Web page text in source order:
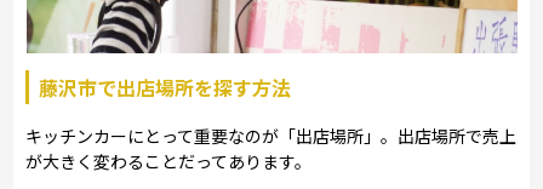
藤沢市で出店場所を探す方法
キッチンカーにとって重要なのが「出店場所」。出店場所で売上
が大きく変わることだってあります。